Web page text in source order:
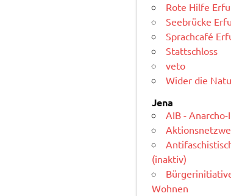
Rote Hilfe
Seebrücke
Sprachcafé
Stattschloss
veto
Wider die
Jena
AIB -
(inaktiv)
Wohnen